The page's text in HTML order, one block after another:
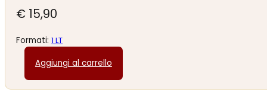
€ 15,90
Formati:1 LT
Aggiungi al carrello